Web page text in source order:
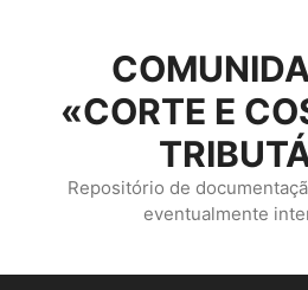
conteúdo«CORTE E
Repositório de
eventualmente